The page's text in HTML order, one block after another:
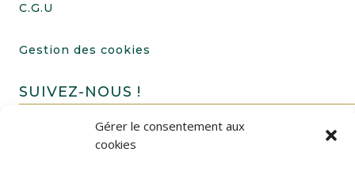
Gérer le consentement aux
cookies
C.G.U
Gestion des cookies
SUIVEZ-NOUS !